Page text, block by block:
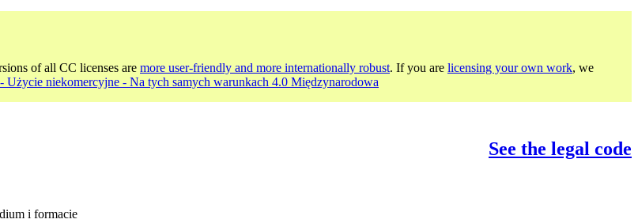
of all CC licenses are more user-friendly and more internationally robust. If you are licensing your own work, we
Użycie niekomercyjne - Na tych samych warunkach 4.0 Międzynarodowa
See the legal code
i formacie